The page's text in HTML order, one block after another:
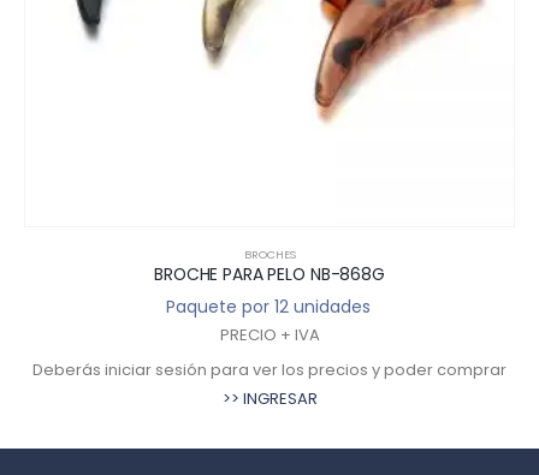
BROCHES
BROCHE PARA PELO NB-868G
Paquete por 12 unidades
PRECIO + IVA
Deberás iniciar sesión para ver los precios y poder comprar
>> INGRESAR